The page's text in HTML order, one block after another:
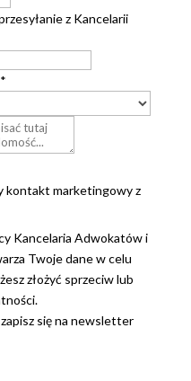
z Kancelarii
*
kontakt marketingowy z
Kancelaria Adwokatów i
Twoje dane w celu
złożyć sprzeciw lub
się na newsletter